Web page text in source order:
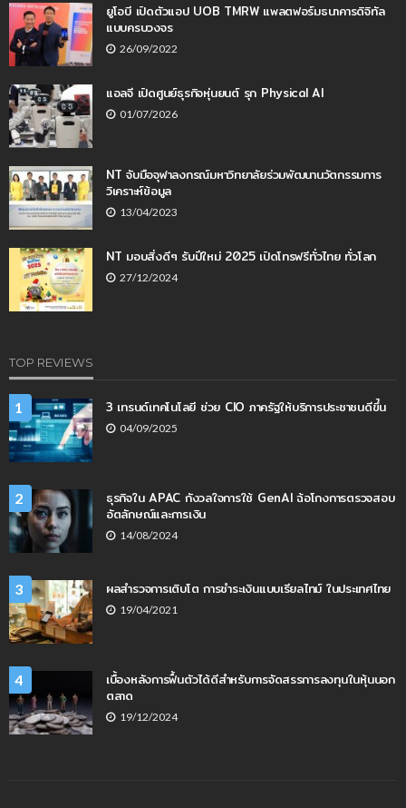
ยูโอบี เปิดตัวแอป UOB TMRW แพลตฟอร์มธนาคารดิจิทัล
แบบครบวงจร
26/09/2022
แอลจี เปิดศูนย์ธุรกิจหุ่นยนต์ รุก Physical AI
01/07/2026
NT จับมือจุฬาลงกรณ์มหาวิทยาลัยร่วมพัฒนานวัตกรรมการ
วิเคราะห์ข้อมูล
13/04/2023
NT มอบสิ่งดีๆ รับปีใหม่ 2025 เปิดโทรฟรีทั่วไทย ทั่วโลก
27/12/2024
TOP REVIEWS
1 3 เทรนด์เทคโนโลยี ช่วย CIO ภาครัฐให้บริการประชาชนดีขึ่้น
04/09/2025
2
ธุรกิจใน APAC กังวลใจการใช้ GenAI ฉ้อโกงการตรวจสอบ
อัตลักษณ์และการเงิน
14/08/2024
3 ผลสำรวจการเติบโต การชำระเงินแบบเรียลไทม์ ในประเทศไทย
19/04/2021
4
เบื้องหลังการฟื้นตัวได้ดีสำหรับการจัดสรรการลงทุนในหุ้นนอก
ตลาด
19/12/2024